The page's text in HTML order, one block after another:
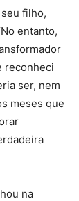
filho,
entanto,
reconheci
ser, nem
meses que
na